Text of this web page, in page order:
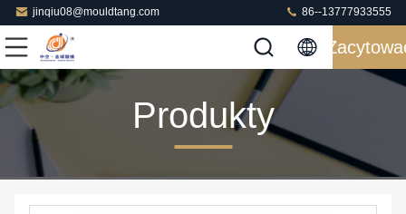
jinqiu08@mouldtang.com 86--13777933555
Produkty